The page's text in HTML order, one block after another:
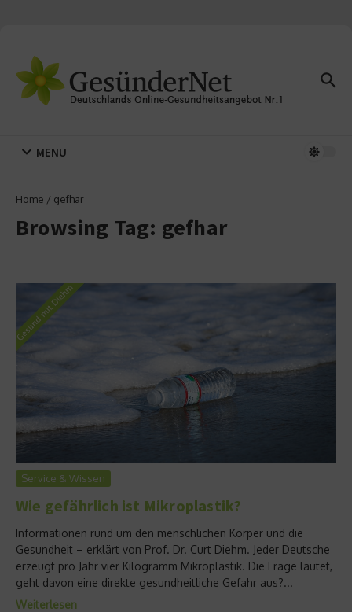
MENU
Home / gefhar
Browsing Tag: gefhar
Service & Wissen
Wie gefährlich ist Mikroplastik?
Informationen rund um den menschlichen Körper und die
Gesundheit – erklärt von Prof. Dr. Curt Diehm. Jeder Deutsche
erzeugt pro Jahr vier Kilogramm Mikroplastik. Die Frage lautet,
geht davon eine direkte gesundheitliche Gefahr aus?...
Weiterlesen